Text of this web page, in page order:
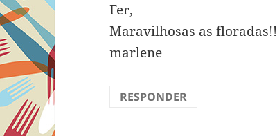
Fer,
Maravilhosas as floradas!!
marlene
RESPONDER